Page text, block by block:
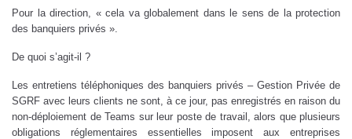
Pour la direction, « cela va globalement dans le sens de la protection
des banquiers privés ».
De quoi s’agit-il ?
Les entretiens téléphoniques des banquiers privés – Gestion Privée de
SGRF avec leurs clients ne sont, à ce jour, pas enregistrés en raison du
non-déploiement de Teams sur leur poste de travail, alors que plusieurs
obligations réglementaires essentielles imposent aux entreprises